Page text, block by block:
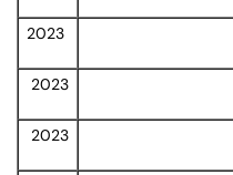
2023
2023
2023